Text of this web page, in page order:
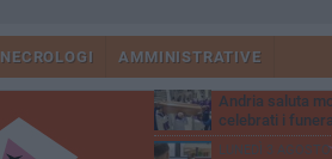
NECROLOGI AMMINISTRATIVE
Scompare
Beppe Tortora
MARTEDÌ 4
Andria saluta
celebrati i
LUNEDÌ 3 AGOSTO